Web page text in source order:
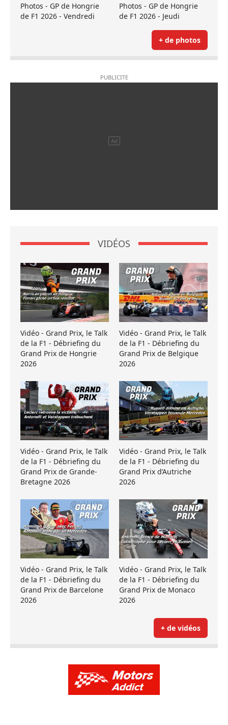
Photos - GP de Hongrie
de F1 2026 - Vendredi
Photos - GP de Hongrie
de F1 2026 - Jeudi
+ de photos
VIDÉOS
Vidéo - Grand Prix, le Talk
de la F1 - Débriefing du
Grand Prix de Hongrie
2026
Vidéo - Grand Prix, le Talk
de la F1 - Débriefing du
Grand Prix de Belgique
2026
Vidéo - Grand Prix, le Talk
de la F1 - Débriefing du
Grand Prix de Grande-
Bretagne 2026
Vidéo - Grand Prix, le Talk
de la F1 - Débriefing du
Grand Prix d’Autriche
2026
Vidéo - Grand Prix, le Talk
de la F1 - Débriefing du
Grand Prix de Barcelone
2026
Vidéo - Grand Prix, le Talk
de la F1 - Débriefing du
Grand Prix de Monaco
2026
+ de vidéos